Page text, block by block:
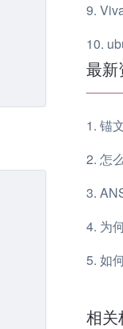
最新
锚
怎
为
如
相关